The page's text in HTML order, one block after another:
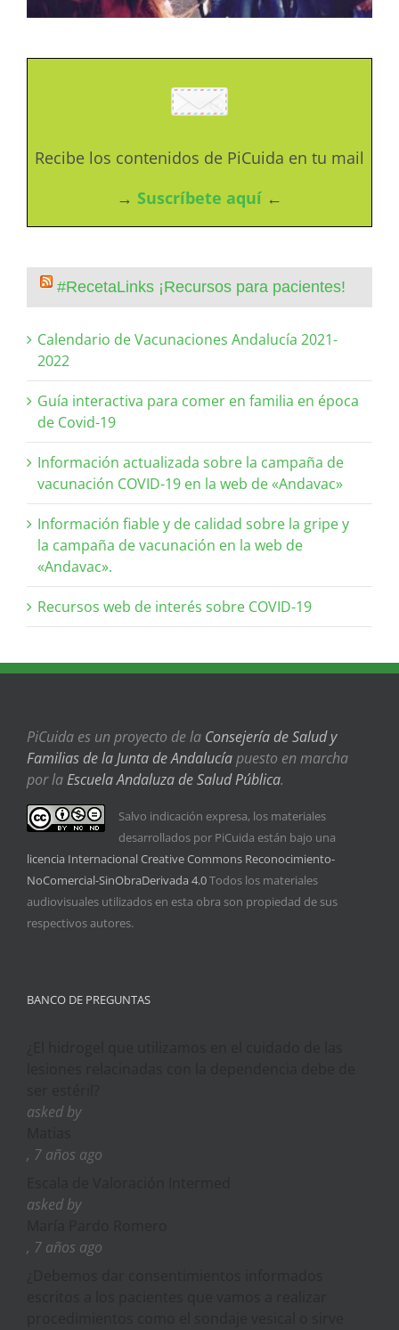
Recibe los contenidos de PiCuida en tu mail
→ Suscríbete aquí ←
#RecetaLinks ¡Recursos para pacientes!
Calendario de Vacunaciones Andalucía 2021-
2022
Guía interactiva para comer en familia en época
de Covid-19
Información actualizada sobre la campaña de
vacunación COVID-19 en la web de «Andavac»
Información fiable y de calidad sobre la gripe y
la campaña de vacunación en la web de
«Andavac».
Recursos web de interés sobre COVID-19
PiCuida es un proyecto de la Consejería de Salud y
Familias de la Junta de Andalucíapuesto en marcha
por laEscuela Andaluza de Salud Pública.
Salvo indicación expresa, los materiales
desarrollados por PiCuida están bajo una
licencia Internacional Creative Commons Reconocimiento-
NoComercial-SinObraDerivada 4.0Todos los materiales
audiovisuales utilizados en esta obra son propiedad de sus
respectivos autores.
BANCO DE PREGUNTAS
asked by
, 7 años ago
asked by
, 7 años ago